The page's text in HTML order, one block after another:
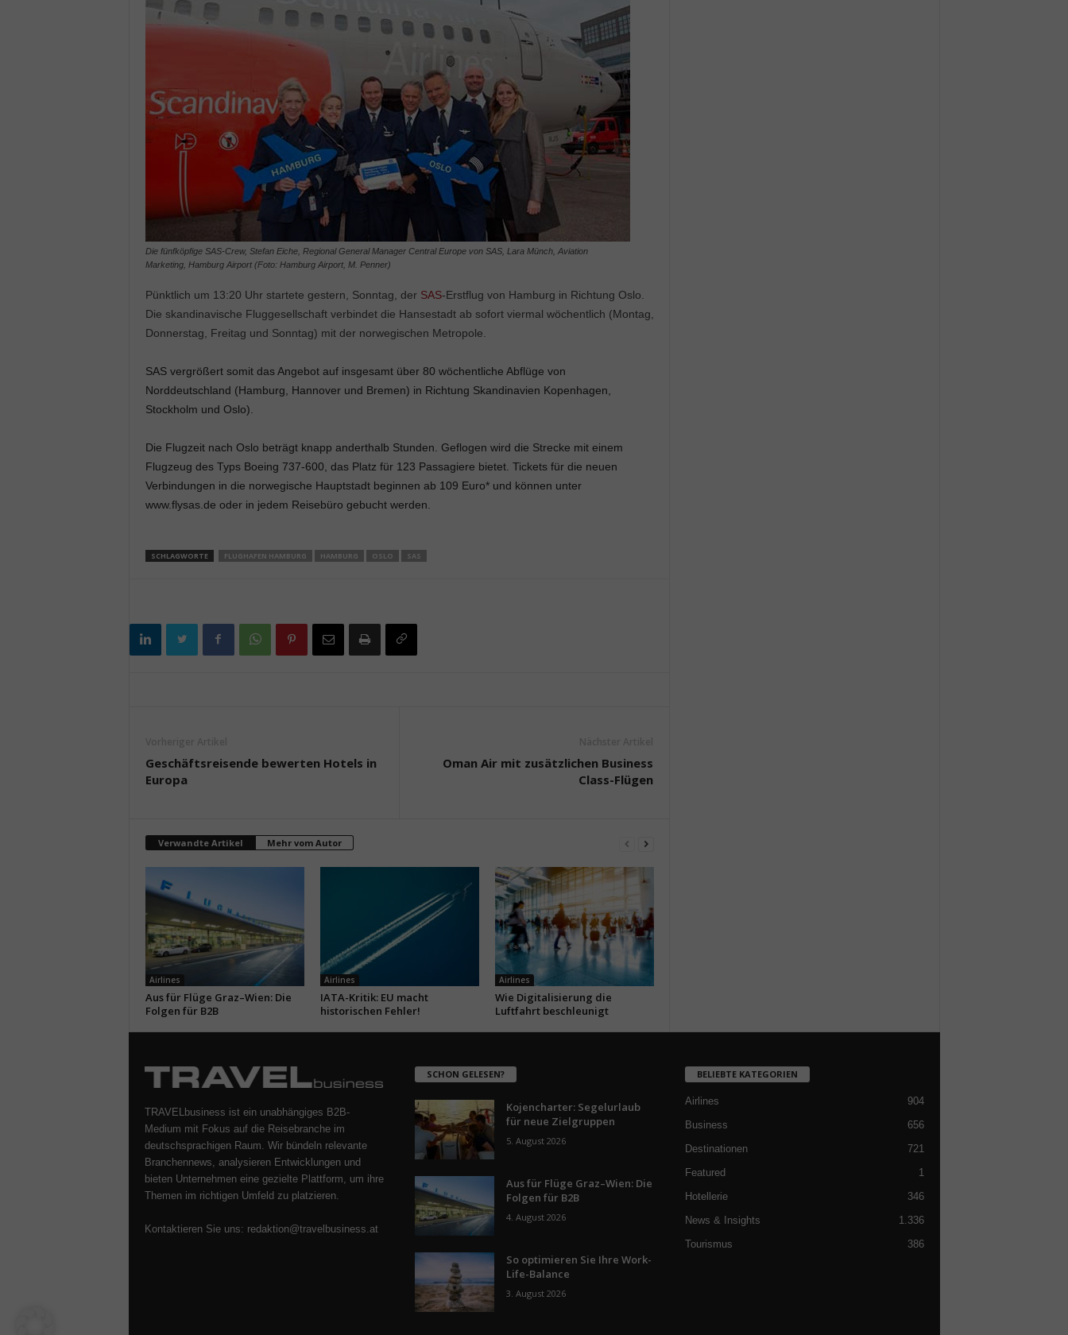
Die fünfköpfige SAS-Crew, Stefan Eiche, Regional General Manager Central Europe von SAS, Lara Münch, Aviation
Marketing, Hamburg Airport (Foto: Hamburg Airport, M. Penner)
Pünktlich um 13:20 Uhr startete gestern, Sonntag, der SAS-Erstflug von Hamburg in Richtung Oslo.
Die skandinavische Fluggesellschaft verbindet die Hansestadt ab sofort viermal wöchentlich (Montag,
Donnerstag, Freitag und Sonntag) mit der norwegischen Metropole.
SAS vergrößert somit das Angebot auf insgesamt über 80 wöchentliche Abflüge von
Norddeutschland (Hamburg, Hannover und Bremen) in Richtung Skandinavien Kopenhagen,
Stockholm und Oslo).
Die Flugzeit nach Oslo beträgt knapp anderthalb Stunden. Geflogen wird die Strecke mit einem
Flugzeug des Typs Boeing 737-600, das Platz für 123 Passagiere bietet. Tickets für die neuen
Verbindungen in die norwegische Hauptstadt beginnen ab 109 Euro* und können unter
www.flysas.de oder in jedem Reisebüro gebucht werden.
SCHLAGWORTE FLUGHAFEN HAMBURG HAMBURG OSLO SAS
Geschäftsreisende bewerten Hotels in
Europa
Oman Air mit zusätzlichen Business
Class-Flügen
Verwandte Artikel Mehr vom Autor
Airlines
Aus für Flüge Graz–Wien: Die
Folgen für B2B
Airlines
IATA-Kritik: EU macht
historischen Fehler!
Airlines
Wie Digitalisierung die
Luftfahrt beschleunigt
TRAVELbusiness ist ein unabhängiges B2B-
Medium mit Fokus auf die Reisebranche im
deutschsprachigen Raum. Wir bündeln relevante
Branchennews, analysieren Entwicklungen und
bieten Unternehmen eine gezielte Plattform, um ihre
Themen im richtigen Umfeld zu platzieren.
Kontaktieren Sie uns: redaktion@travelbusiness.at
SCHON GELESEN?
Kojencharter: Segelurlaub
für neue Zielgruppen
5. August 2026
Aus für Flüge Graz–Wien: Die
Folgen für B2B
4. August 2026
So optimieren Sie Ihre Work-
Life-Balance
3. August 2026
BELIEBTE KATEGORIEN
Airlines
904
Business
656
Destinationen
721
Featured
1
Hotellerie
346
News & Insights
1.336
Tourismus
386